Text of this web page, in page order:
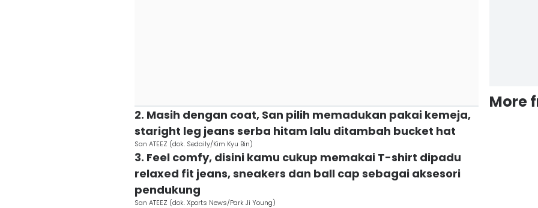
2. Masih dengan coat, San pilih memadukan pakai kemeja,
staright leg jeans serba hitam lalu ditambah bucket hat
San ATEEZ (dok. Sedaily/Kim Kyu Bin)
3. Feel comfy, disini kamu cukup memakai T-shirt dipadu
relaxed fit jeans, sneakers dan ball cap sebagai aksesori
pendukung
San ATEEZ (dok. Xports News/Park Ji Young)
More